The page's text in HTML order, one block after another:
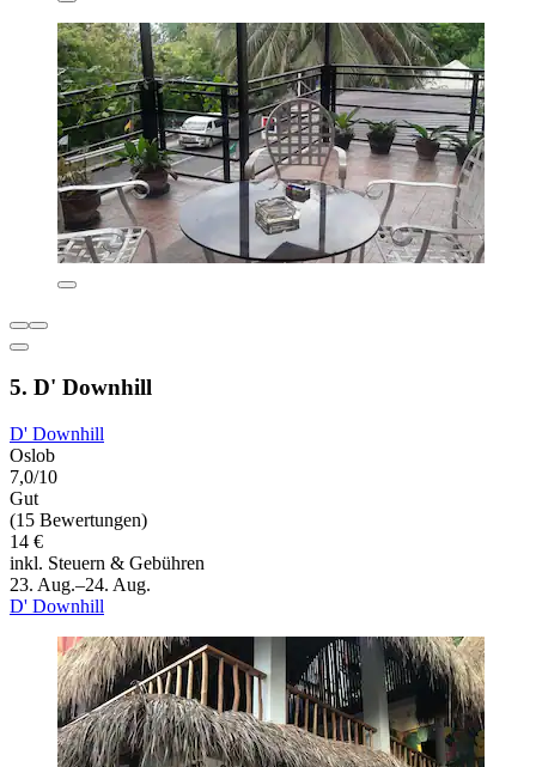
5. D' Downhill
D' Downhill
Oslob
7,0/10
Gut
(15 Bewertungen)
14 €
inkl. Steuern & Gebühren
23. Aug.–24. Aug.
D' Downhill